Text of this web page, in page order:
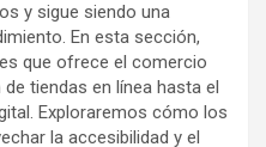
y sigue siendo una
En esta sección,
que ofrece el comercio
tiendas en línea hasta el
Exploraremos cómo los
la accesibilidad y el